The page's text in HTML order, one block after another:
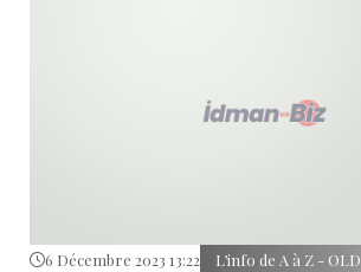
6 Décembre 2023 13:22 L’info de A à Z - OLD